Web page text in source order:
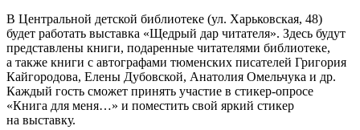
В Центральной детской библиотеке (ул. Харьковская, 48)
будет работать выставка «Щедрый дар читателя». Здесь будут
представлены книги, подаренные читателями библиотеке,
а также книги с автографами тюменских писателей Григория
Кайгородова, Елены Дубовской, Анатолия Омельчука и др.
Каждый гость сможет принять участие в стикер-опросе
«Книга для меня…» и поместить свой яркий стикер
на выставку.